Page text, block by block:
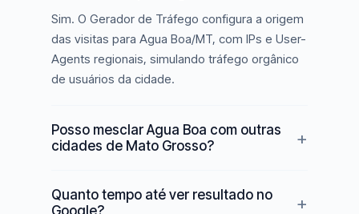
Sim. O Gerador de Tráfego configura a origem
das visitas para Agua Boa/MT, com IPs e User-
Agents regionais, simulando tráfego orgânico
de usuários da cidade.
Posso mesclar Agua Boa com outras
cidades de Mato Grosso?
Quanto tempo até ver resultado no
Google?